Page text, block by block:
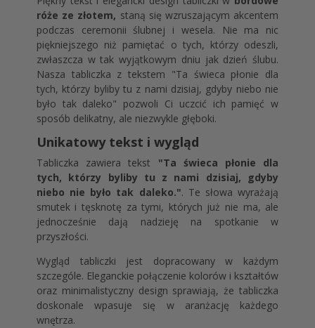
róże ze złotem, staną się wzruszającym akcentem
podczas ceremonii ślubnej i wesela. Nie ma nic
piękniejszego niż pamiętać o tych, którzy odeszli,
zwłaszcza w tak wyjątkowym dniu jak dzień ślubu.
Nasza tabliczka z tekstem "Ta świeca płonie dla
tych, którzy byliby tu z nami dzisiaj, gdyby niebo nie
było tak daleko" pozwoli Ci uczcić ich pamięć w
sposób delikatny, ale niezwykle głęboki.
Unikatowy tekst i wygląd
Tabliczka zawiera tekst "Ta świeca płonie dla
tych, którzy byliby tu z nami dzisiaj, gdyby
niebo nie było tak daleko.". Te słowa wyrażają
smutek i tęsknotę za tymi, których już nie ma, ale
jednocześnie dają nadzieję na spotkanie w
przyszłości.
Wygląd tabliczki jest dopracowany w każdym
szczególe. Eleganckie połączenie kolorów i kształtów
oraz minimalistyczny design sprawiają, że tabliczka
doskonale wpasuje się w aranżację każdego
wnętrza.